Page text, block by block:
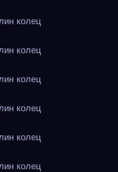
колец
колец
колец
колец
колец
колец